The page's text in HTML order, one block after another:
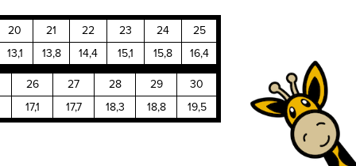
20 21 22 23 24
25
13,1 13,8 14,4 15,1 15,8
16,4
26 27 28 29
30
17,1 17,7 18,3 18,8
19,5